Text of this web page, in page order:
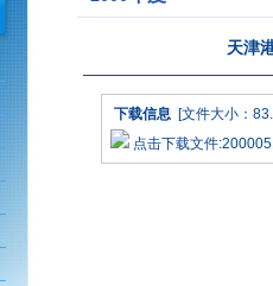
天津
下载信息[文件大小：
点击下载文件